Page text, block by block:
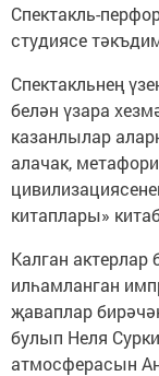
Спектакль-
студиясе
Спектакльнең
белән үзара
казанлылар
алачак,
китаплары»
Калган
илһамланган
җаваплар
булып Неля
атмосферасын